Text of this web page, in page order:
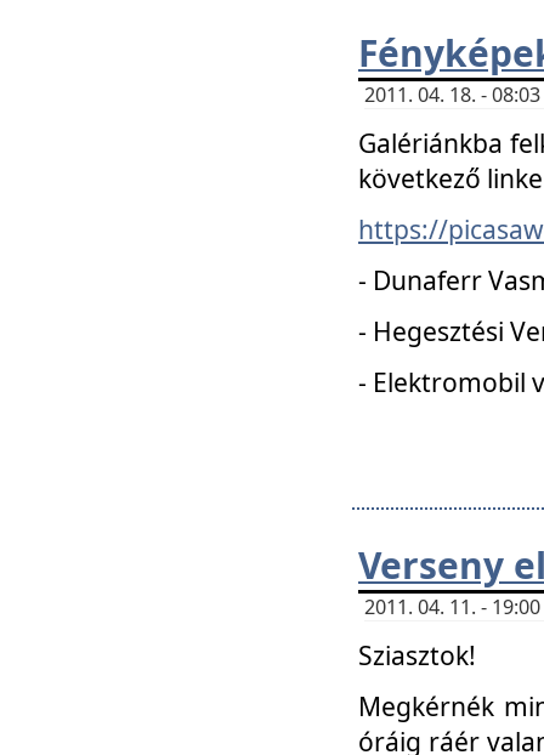
2011. 04. 18. -
Galériánkba
következő
https://
- Dunaferr
- Hegesztési
- Elektromobil
Verseny
2011. 04. 11. -
Sziasztok!
Megkérnék
óráig ráér